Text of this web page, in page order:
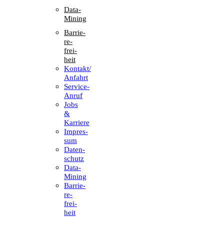
Data-
Mining
Barrie­
re­
frei­
heit
Kontakt/​​
Anfahrt
Service-
Anruf
Jobs
&
Karriere
Impres­
sum
Daten­
schutz
Data-
Mining
Barrie­
re­
frei­
heit